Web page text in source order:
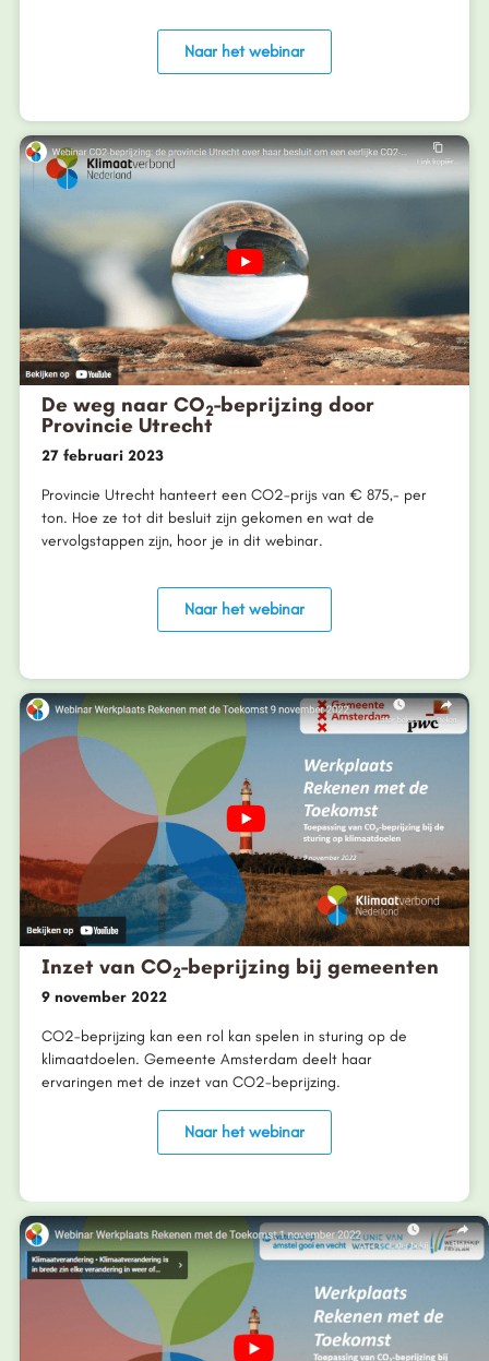
Naar het webinar
De weg naar CO2-beprijzing door
Provincie Utrecht
27 februari 2023
Provincie Utrecht hanteert een CO2-prijs van € 875,- per
ton. Hoe ze tot dit besluit zijn gekomen en wat de
vervolgstappen zijn, hoor je in dit webinar.
Naar het webinar
Inzet van CO2-beprijzing bij gemeenten
9 november 2022
CO2-beprijzing kan een rol kan spelen in sturing op de
klimaatdoelen. Gemeente Amsterdam deelt haar
ervaringen met de inzet van CO2-beprijzing.
Naar het webinar